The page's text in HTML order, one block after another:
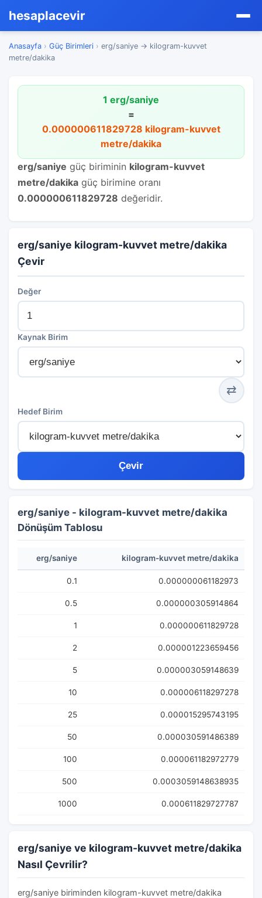
hesaplacevir
Anasayfa › Güç Birimleri › erg/saniye → kilogram-kuvvet
metre/dakika
1 erg/saniye
=
0.000000611829728 kilogram-kuvvet
metre/dakika
erg/saniye güç biriminin kilogram-kuvvet
metre/dakika güç birimine oranı
0.000000611829728 değeridir.
erg/saniye kilogram-kuvvet metre/dakika
Çevir
Değer
Kaynak Birim
⇄
Hedef Birim
Çevir
erg/saniye - kilogram-kuvvet metre/dakika
Dönüşüm Tablosu
erg/saniye kilogram-kuvvet metre/dakika
0.1 0.000000061182973
0.5 0.000000305914864
1 0.000000611829728
2 0.000001223659456
5 0.000003059148639
10 0.000006118297278
25 0.000015295743195
50 0.000030591486389
100 0.000061182972779
500 0.0003059148638935
1000 0.000611829727787
erg/saniye ve kilogram-kuvvet metre/dakika
Nasıl Çevrilir?
erg/saniye biriminden kilogram-kuvvet metre/dakika